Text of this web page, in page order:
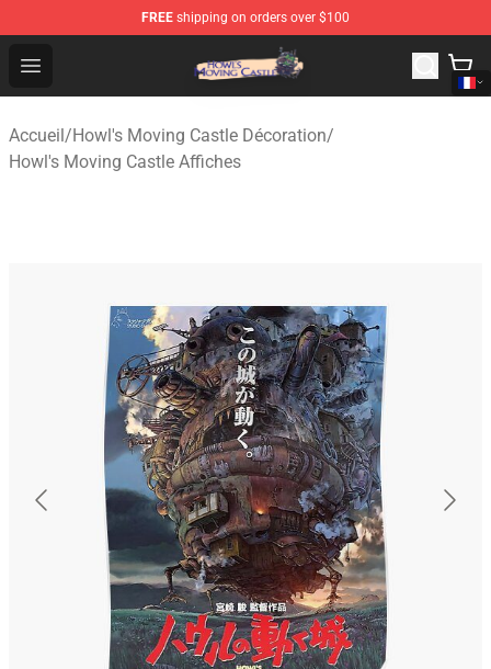
FREE shipping on orders over $100
Open menu
Howl's Moving Castle Store - Official Howl's Moving
Accueil/Howl's Moving Castle Décoration/
Howl's Moving Castle Affiches